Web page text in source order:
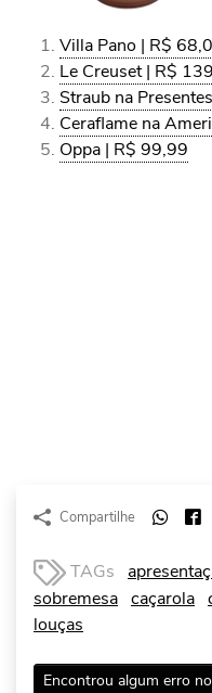
Villa Pano | R$
Le Creuset | R$
Straub na
Ceraflame na
Oppa | R$ 99,99
Compartilhe
TAGs
sobremesa caçarola
louças
Encontrou algum erro